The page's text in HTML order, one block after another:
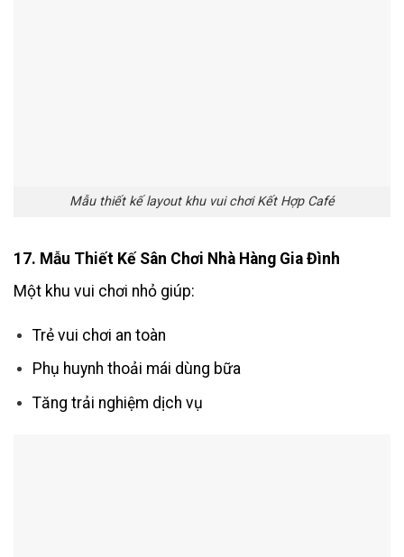
Mẫu thiết kế layout khu vui chơi Kết Hợp Café
17. Mẫu Thiết Kế Sân Chơi Nhà Hàng Gia Đình
Một khu vui chơi nhỏ giúp:
Trẻ vui chơi an toàn
Phụ huynh thoải mái dùng bữa
Tăng trải nghiệm dịch vụ